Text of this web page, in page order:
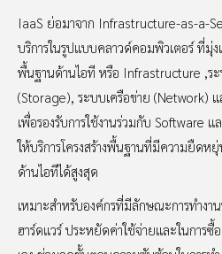
IaaS ย่อมาจาก Infrastructure-as-a-
บริการในรูปแบบคลาวด์คอมพิวเตอร์ ที่มุ่งเ
พื้นฐานด้านไอที หรือ Infrastructure ,ร
(Storage), ระบบเครือข่าย (Network)
เพื่อรองรับการใช้งานร่วมกับ Software
ให้บริการโครงสร้างพื้นฐานที่มีความยืดห
ด้านไอทีได้สูงสุด
เหมาะสำหรับองค์กรที่มีลักษณะการทำงา
ฮาร์ดแวร์ ประหยัดค่าใช้จ่ายและในการซื้